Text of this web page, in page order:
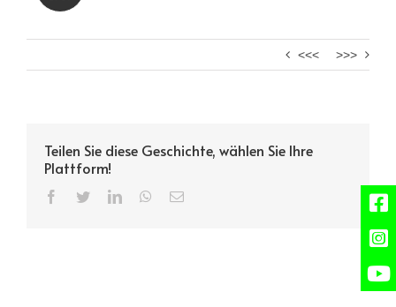
<<< >>>
Teilen Sie diese Geschichte, wählen Sie Ihre
Plattform!
Facebook
TwitterLinkedInWhatsApp
Email